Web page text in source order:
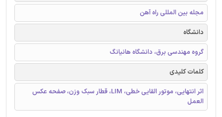
مجله بین المللی راه آهن
دانشگاه
گروه مهندسی برق، دانشگاه هانیانگ
کلمات کلیدی
اثر انتهایی، موتور القایی خطی، LIM، قطار سبک وزن، صفحه عکس
العمل